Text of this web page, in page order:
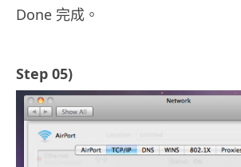
Done 完成。
Step 05)